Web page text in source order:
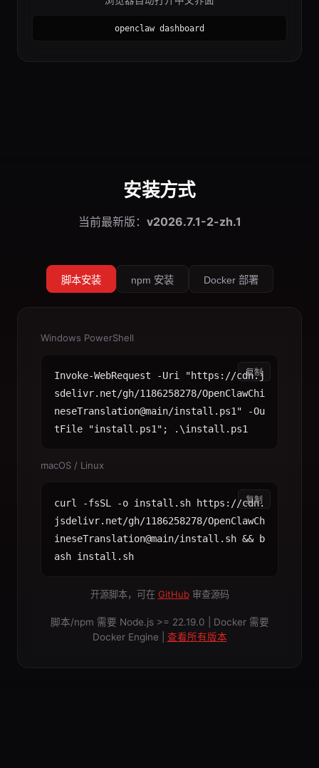
openclaw dashboard
安装方式
当前最新版： v2026.7.1-2-zh.1
脚本安装 npm 安装 Docker 部署
Windows PowerShell
Invoke-WebRequest -Uri "https://cdn.j
sdelivr.net/gh/1186258278/OpenClawChi
neseTranslation@main/install.ps1" -Ou
tFile "install.ps1"; .\install.ps1
复制
macOS / Linux
curl -fsSL -o install.sh https://cdn.
jsdelivr.net/gh/1186258278/OpenClawCh
ineseTranslation@main/install.sh && b
ash install.sh
复制
开源脚本，可在 GitHub审查源码
脚本/npm 需要 Node.js >= 22.19.0 | Docker 需要
Docker Engine | 查看所有版本